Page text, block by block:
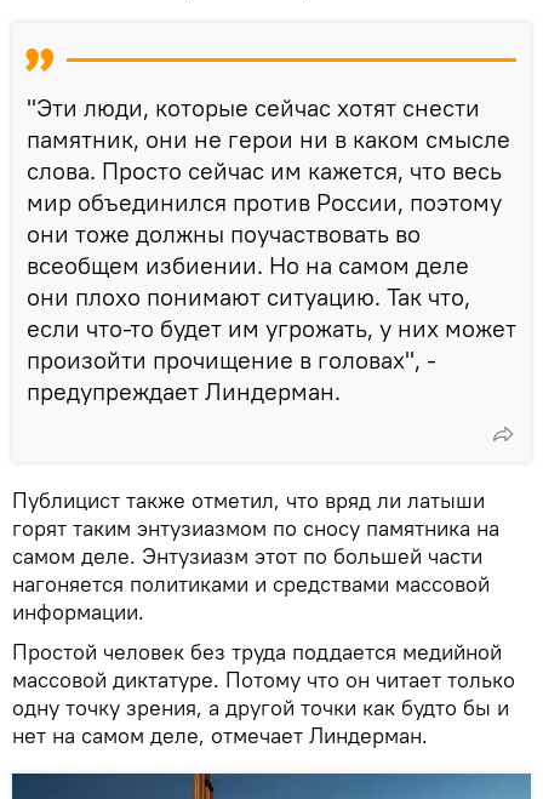
"Эти люди, которые сейчас хотят снести
памятник, они не герои ни в каком смысле
слова. Просто сейчас им кажется, что весь
мир объединился против России, поэтому
они тоже должны поучаствовать во
всеобщем избиении. Но на самом деле
они плохо понимают ситуацию. Так что,
если что-то будет им угрожать, у них может
произойти прочищение в головах", -
предупреждает Линдерман.
Публицист также отметил, что вряд ли латыши
горят таким энтузиазмом по сносу памятника на
самом деле. Энтузиазм этот по большей части
нагоняется политиками и средствами массовой
информации.
Простой человек без труда поддается медийной
массовой диктатуре. Потому что он читает только
одну точку зрения, а другой точки как будто бы и
нет на самом деле, отмечает Линдерман.